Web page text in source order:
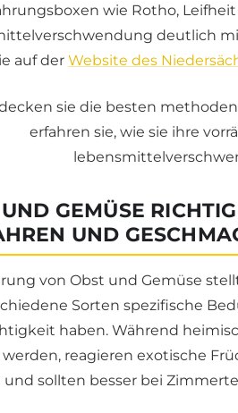
wie Rotho,
deutlich
auf der Website des
GEMÜSE
UND
von Obst und Gemüse
Sorten spezifische
haben. Während
reagieren exotische
und sollten besser bei